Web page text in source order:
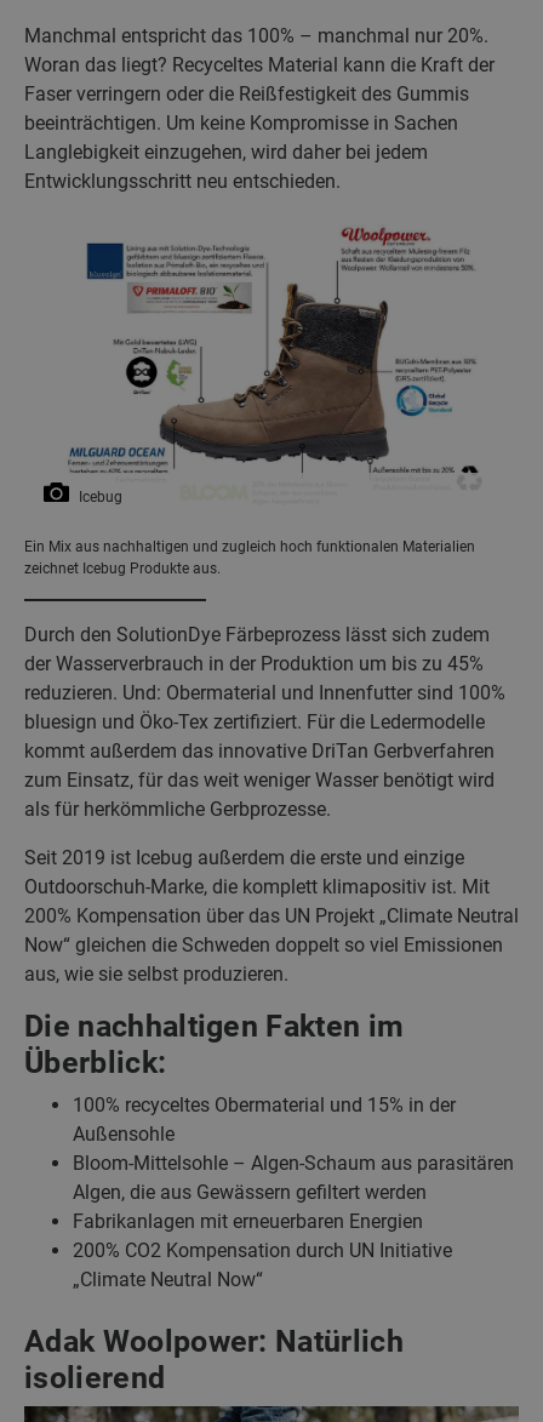
Manchmal entspricht das 100% – manchmal nur 20%.
Woran das liegt? Recyceltes Material kann die Kraft der
Faser verringern oder die Reißfestigkeit des Gummis
beeinträchtigen. Um keine Kompromisse in Sachen
Langlebigkeit einzugehen, wird daher bei jedem
Entwicklungsschritt neu entschieden.
Icebug
Ein Mix aus nachhaltigen und zugleich hoch funktionalen Materialien
zeichnet Icebug Produkte aus.
Durch den SolutionDye Färbeprozess lässt sich zudem
der Wasserverbrauch in der Produktion um bis zu 45%
reduzieren. Und: Obermaterial und Innenfutter sind 100%
bluesign und Öko-Tex zertifiziert. Für die Ledermodelle
kommt außerdem das innovative DriTan Gerbverfahren
zum Einsatz, für das weit weniger Wasser benötigt wird
als für herkömmliche Gerbprozesse.
Seit 2019 ist Icebug außerdem die erste und einzige
Outdoorschuh-Marke, die komplett klimapositiv ist. Mit
200% Kompensation über das UN Projekt „Climate Neutral
Now“ gleichen die Schweden doppelt so viel Emissionen
aus, wie sie selbst produzieren.
Die nachhaltigen Fakten im
Überblick:
100% recyceltes Obermaterial und 15% in der
Außensohle
Bloom-Mittelsohle – Algen-Schaum aus parasitären
Algen, die aus Gewässern gefiltert werden
Fabrikanlagen mit erneuerbaren Energien
200% CO2 Kompensation durch UN Initiative
„Climate Neutral Now“
Adak Woolpower: Natürlich
isolierend